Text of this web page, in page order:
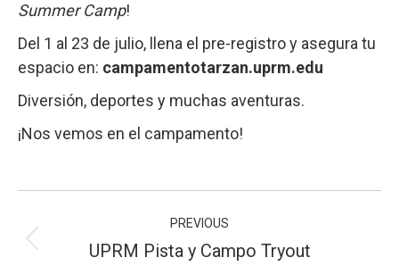
Summer Camp!
Del 1 al 23 de julio, llena el pre-registro y asegura tu
espacio en: campamentotarzan.uprm.edu
Diversión, deportes y muchas aventuras.
¡Nos vemos en el campamento!
navigation
PREVIOUS
Previous
UPRM Pista y Campo Tryout